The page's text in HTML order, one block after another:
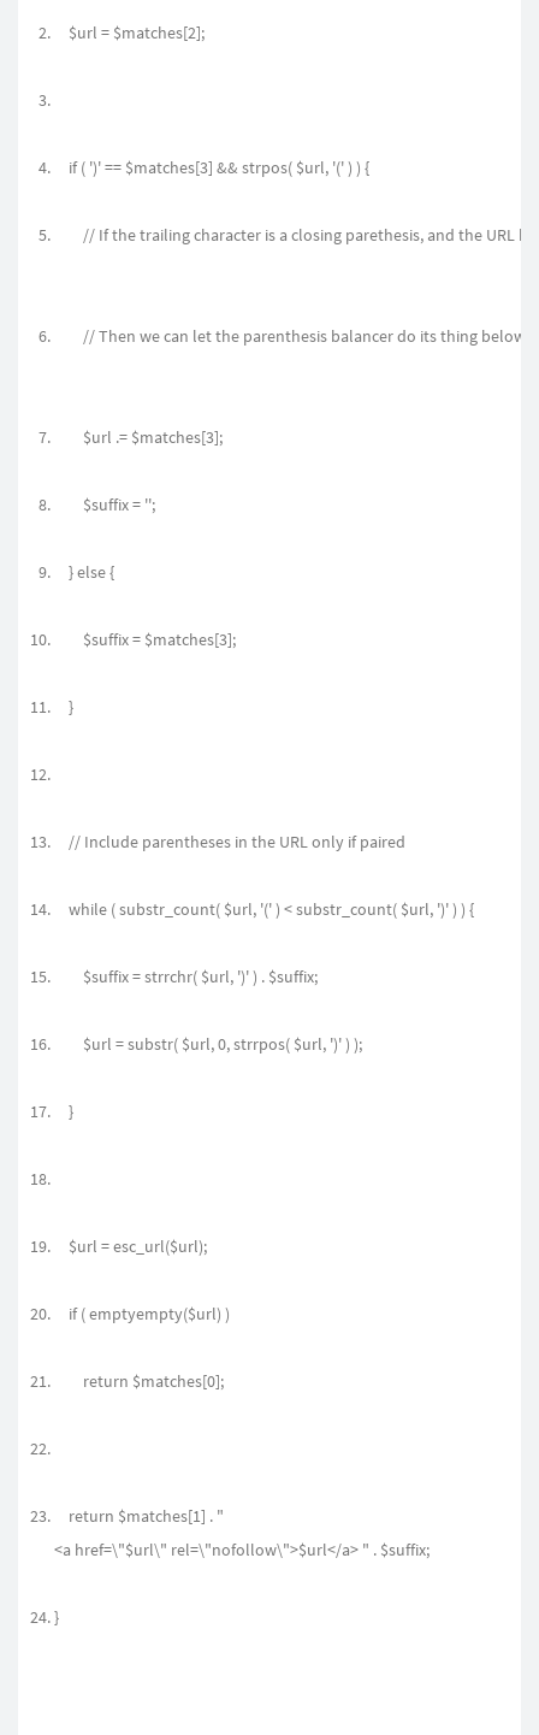
$url = $matches[2];
if ( ')' == $matches[3] && strpos( $url, '(' ) ) {
// If the trailing character is a closing parethesis, and the URL
// Then we can let the parenthesis balancer do its thing below.
$url .= $matches[3];
$suffix = '';
} else {
$suffix = $matches[3];
}
// Include parentheses in the URL only if paired
while ( substr_count( $url, '(' ) < substr_count( $url, ')' ) ) {
$suffix = strrchr( $url, ')' ) . $suffix;
$url = substr( $url, 0, strrpos( $url, ')' ) );
}
$url = esc_url($url);
if ( emptyempty($url) )
return $matches[0];
return $matches[1] . "
<a href=\"$url\" rel=\"nofollow\">$url</a> " . $suffix;
}